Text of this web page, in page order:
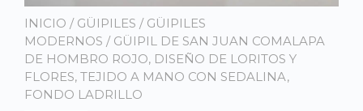
INICIO / GÜIPILES / GÜIPILES
MODERNOS / GÜIPIL DE SAN JUAN COMALAPA
DE HOMBRO ROJO, DISEÑO DE LORITOS Y
FLORES, TEJIDO A MANO CON SEDALINA,
FONDO LADRILLO